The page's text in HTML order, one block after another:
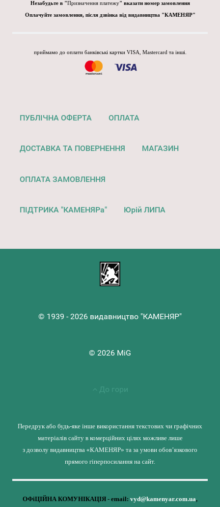
Незабудьте в "Призначення платежу" вказати номер замовлення
Оплачуйте замовлення, після дзвінка від видавництва "КАМЕНЯР"
приймамо до оплати банківські картки VISA, Mastercard та інші.
ПУБЛІЧНА ОФЕРТА ОПЛАТА
ДОСТАВКА ТА ПОВЕРНЕННЯ МАГАЗИН
ОПЛАТА ЗАМОВЛЕННЯ
ПІДТРИКА "КАМЕНЯРа" Юрій ЛИПА
© 1939 - 2026 видавництво "КАМЕНЯР"
© 2026 MiG
До гори
Передрук або будь-яке інше використання текстових чи графічних
матеріалів сайту в комерційних цілях можливе лише
з дозволу видавництва «КАМЕНЯР» та за умови обов’язкового
прямого гіперпосилання на сайт.
ОФіЦІЙНА КОМУНІКАЦІЯ - email: vyd@kamenyar.com.ua,